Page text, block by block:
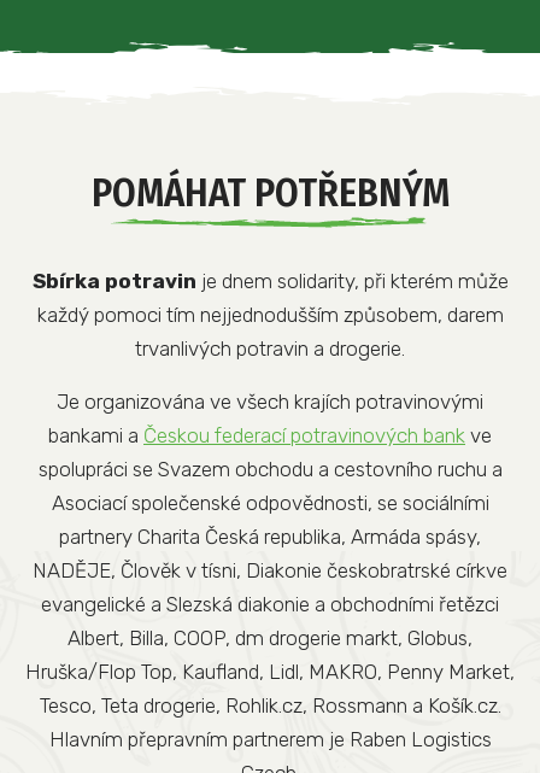
POMÁHAT POTŘEBNÝM
Sbírka potravin je dnem solidarity, při kterém může
každý pomoci tím nejjednodušším způsobem, darem
trvanlivých potravin a drogerie.
Je organizována ve všech krajích potravinovými
bankami a Českou federací potravinových bank ve
spolupráci se Svazem obchodu a cestovního ruchu a
Asociací společenské odpovědnosti, se sociálními
partnery Charita Česká republika, Armáda spásy,
NADĚJE, Člověk v tísni, Diakonie českobratrské církve
evangelické a Slezská diakonie a obchodními řetězci
Albert, Billa, COOP, dm drogerie markt, Globus,
Hruška/Flop Top, Kaufland, Lidl, MAKRO, Penny Market,
Tesco, Teta drogerie, Rohlik.cz, Rossmann a Košík.cz.
Hlavním přepravním partnerem je Raben Logistics